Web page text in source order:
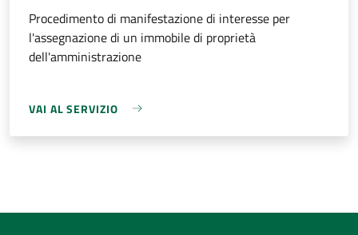
Procedimento di manifestazione di interesse per
l'assegnazione di un immobile di proprietà
dell'amministrazione
VAI AL SERVIZIO